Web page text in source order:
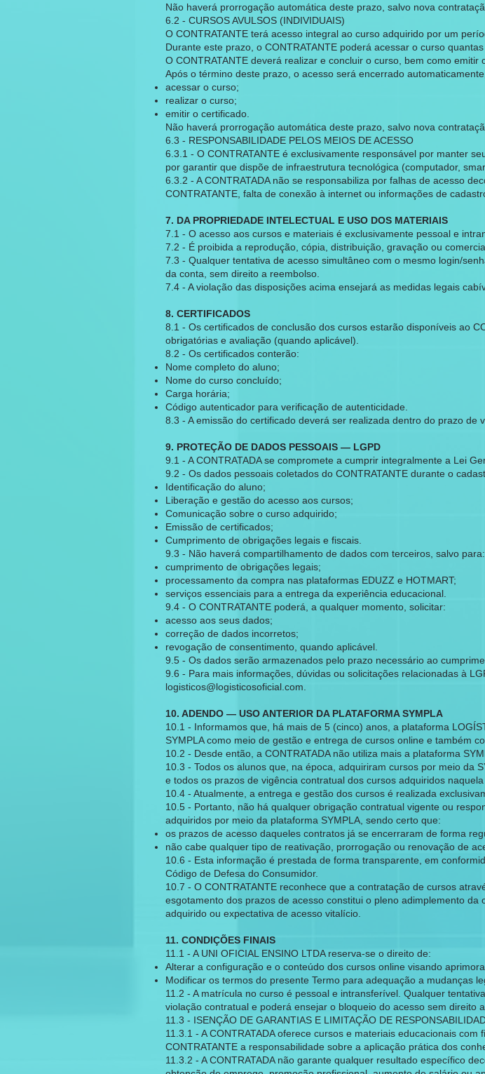
Não haverá prorrogação automática deste prazo, salvo nova
6.2 - CURSOS AVULSOS (INDIVIDUAIS)
O CONTRATANTE terá acesso integral ao curso adquirido por um
Durante este prazo, o CONTRATANTE poderá acessar o curso
O CONTRATANTE deverá realizar e concluir o curso, bem como emitir
Após o término deste prazo, o acesso será encerrado
acessar o curso;
realizar o curso;
emitir o certificado.
Não haverá prorrogação automática deste prazo, salvo nova
6.3 - RESPONSABILIDADE PELOS MEIOS DE ACESSO
6.3.1 - O CONTRATANTE é exclusivamente responsável por manter
por garantir que dispõe de infraestrutura tecnológica (computador,
6.3.2 - A CONTRATADA não se responsabiliza por falhas de acesso
CONTRATANTE, falta de conexão à internet ou informações de
7. DA PROPRIEDADE INTELECTUAL E USO DOS MATERIAIS
7.1 - O acesso aos cursos e materiais é exclusivamente pessoal e
7.2 - É proibida a reprodução, cópia, distribuição, gravação ou
7.3 - Qualquer tentativa de acesso simultâneo com o mesmo login/
da conta, sem direito a reembolso.
7.4 - A violação das disposições acima ensejará as medidas legais
8. CERTIFICADOS
8.1 - Os certificados de conclusão dos cursos estarão disponíveis ao
obrigatórias e avaliação (quando aplicável).
8.2 - Os certificados conterão:
Nome completo do aluno;
Nome do curso concluído;
Carga horária;
Código autenticador para verificação de autenticidade.
8.3 - A emissão do certificado deverá ser realizada dentro do prazo de
9. PROTEÇÃO DE DADOS PESSOAIS — LGPD
9.1 - A CONTRATADA se compromete a cumprir integralmente a Lei
9.2 - Os dados pessoais coletados do CONTRATANTE durante o
Identificação do aluno;
Liberação e gestão do acesso aos cursos;
Comunicação sobre o curso adquirido;
Emissão de certificados;
Cumprimento de obrigações legais e fiscais.
9.3 - Não haverá compartilhamento de dados com terceiros, salvo para:
cumprimento de obrigações legais;
processamento da compra nas plataformas EDUZZ e HOTMART;
serviços essenciais para a entrega da experiência educacional.
9.4 - O CONTRATANTE poderá, a qualquer momento, solicitar:
acesso aos seus dados;
correção de dados incorretos;
revogação de consentimento, quando aplicável.
9.5 - Os dados serão armazenados pelo prazo necessário ao
9.6 - Para mais informações, dúvidas ou solicitações relacionadas à
logisticos@logisticosoficial.com
10. ADENDO — USO ANTERIOR DA PLATAFORMA SYMPLA
10.1 - Informamos que, há mais de 5 (cinco) anos, a plataforma
SYMPLA como meio de gestão e entrega de cursos online e também
10.2 - Desde então, a CONTRATADA não utiliza mais a plataforma
10.3 - Todos os alunos que, na época, adquiriram cursos por meio da
e todos os prazos de vigência contratual dos cursos adquiridos
10.4 - Atualmente, a entrega e gestão dos cursos é realizada
10.5 - Portanto, não há qualquer obrigação contratual vigente ou
adquiridos por meio da plataforma SYMPLA, sendo certo que:
os prazos de acesso daqueles contratos já se encerraram de forma
não cabe qualquer tipo de reativação, prorrogação ou renovação de
10.6 - Esta informação é prestada de forma transparente, em
Código de Defesa do Consumidor.
10.7 - O CONTRATANTE reconhece que a contratação de cursos
esgotamento dos prazos de acesso constitui o pleno adimplemento
adquirido ou expectativa de acesso vitalício.
11. CONDIÇÕES FINAIS
11.1 - A UNI OFICIAL ENSINO LTDA reserva-se o direito de:
Alterar a configuração e o conteúdo dos cursos online visando
Modificar os termos do presente Termo para adequação a mudanças
11.2 - A matrícula no curso é pessoal e intransferível. Qualquer
violação contratual e poderá ensejar o bloqueio do acesso sem direito
11.3 - ISENÇÃO DE GARANTIAS E LIMITAÇÃO DE
11.3.1 - A CONTRATADA oferece cursos e materiais educacionais
CONTRATANTE a responsabilidade sobre a aplicação prática dos
11.3.2 - A CONTRATADA não garante qualquer resultado específico